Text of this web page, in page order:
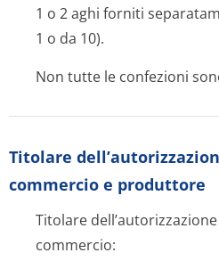
1 o 2 aghi forniti
1 o da 10).
Non tutte le confezioni
Titolare
commercio e produttore
Titolare
commercio: